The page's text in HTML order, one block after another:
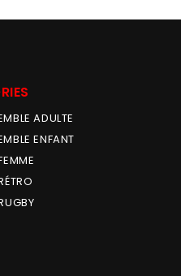
ADULTE
ENFANT